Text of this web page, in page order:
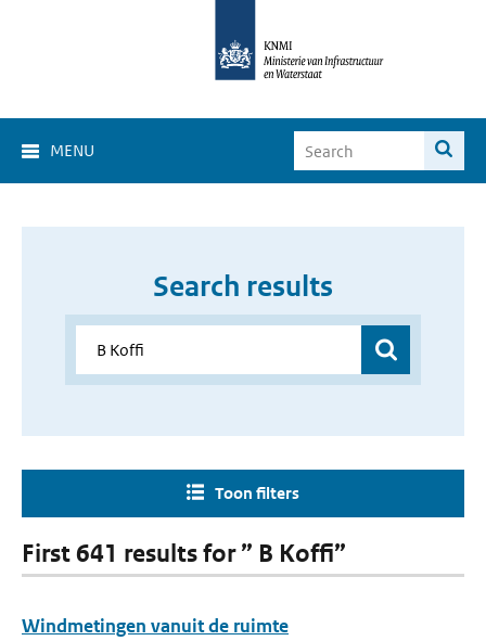
MENU
Search results
Toon filters
First 641 results for ” B Koffi”
Windmetingen vanuit de ruimte